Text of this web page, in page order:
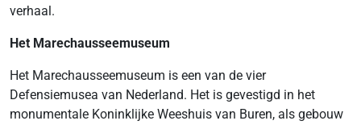
verhaal.
Het Marechausseemuseum
Het Marechausseemuseum is een van de vier
Defensiemusea van Nederland. Het is gevestigd in het
monumentale Koninklijke Weeshuis van Buren, als gebouw